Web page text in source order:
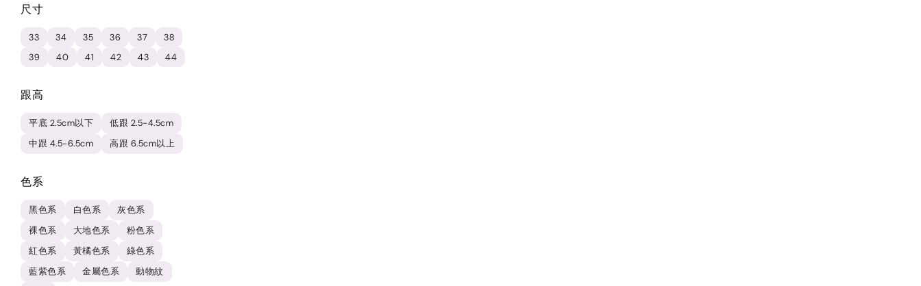
尺寸
33 34 35 36 37
38
39
40 41 42 43 44
跟高
平底 2.5cm以下
低跟 2.5-4.5cm
中跟 4.5-6.5cm
高跟 6.5cm以上
色系
黑色系 白色系
灰色系
裸色系
大地色系
粉色系
紅色系
黃橘色系
綠色系
藍紫色系
金屬色系 動物紋